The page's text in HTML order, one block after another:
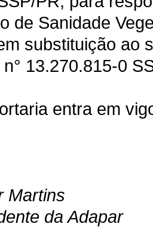
de Sanidade
substituição ao
n° 13.270.815-0
entra em
Martins
da Adapar